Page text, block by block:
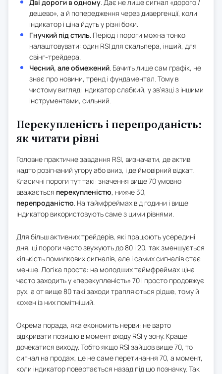
Дві дороги в одному . Дає не лише сигнал «дорого /
дешево», а й попередження через дивергенції, коли
індикатор і ціна йдуть у різні боки.
Гнучкий під стиль . Період і пороги можна тонко
налаштовувати: один RSI для скальпера, інший, для
свінг-трейдера.
Чесний, але обмежений . Бачить лише сам графік, не
знає про новини, тренд і фундаментал. Тому в
чистому вигляді індикатор слабкий, у зв’язці з іншими
інструментами, сильний.
Перекупленість і перепроданість:
як читати рівні
Головне практичне завдання RSI, визначати, де актив
надто розігнаний угору або вниз, і де ймовірний відкат.
Класичні пороги тут такі: значення вище 70 умовно
вважається перекупленістю, нижче 30,
перепроданістю . На таймфреймах від години і вище
індикатор використовують саме з цими рівнями.
Для більш активних трейдерів, які працюють усередині
дня, ці пороги часто звужують до 80 і 20, так зменшується
кількість помилкових сигналів, але і самих сигналів стає
менше. Логіка проста: на молодших таймфреймах ціна
часто заходить у «перекупленість» 70 і просто продовжує
рух, а от вище 80 такі заходи трапляються рідше, тому й
кожен із них помітніший.
Окрема порада, яка економить нерви: не варто
відкривати позицію в момент входу RSI у зону. Краще
дочекатися виходу. Тобто якщо RSI зайшов вище 70, то
сигнал на продаж, це не саме перетинання 70, а момент,
коли індикатор повертається назад під цю позначку. Так